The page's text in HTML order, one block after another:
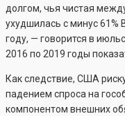
долгом, чья чистая
ухудшилась с минус 61%
году, — говорится в
2016 по 2019 годы
Как следствие, США
падением спроса на
компонентом внешних